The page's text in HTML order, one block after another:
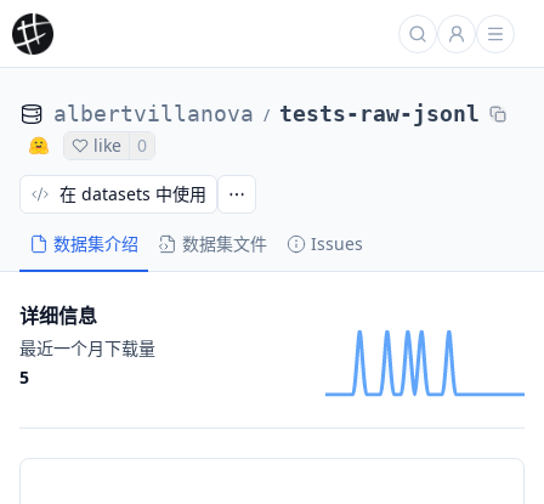
albertvillanova / tests-raw-jsonl
like 0
数据集介绍 数据集文件 Issues
在 datasets 中使用
详细信息
最近一个月下载量
5